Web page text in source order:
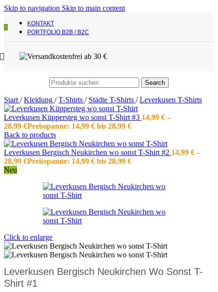
Skip to navigation Skip to main content
KONTAKT
PORTFOLIO B2B / B2C
Search
Start / Kleidung / T-Shirts / Städte T-Shirts / Leverkusen T-Shirts
Leverkusen Küppersteg wo sonst T-Shirt #3 14,99 € –
28,99 €Preisspanne: 14,99 € bis 28,99 €
Back to products
Leverkusen Bergisch Neukirchen wo sonst T-Shirt #2 14,99 € –
28,99 €Preisspanne: 14,99 € bis 28,99 €
Neu
Click to enlarge
Leverkusen Bergisch Neukirchen Wo Sonst T-
Shirt #1